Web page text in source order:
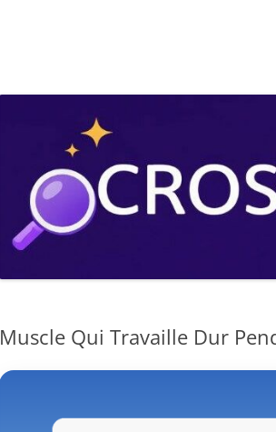
Muscle Qui Travaille Dur